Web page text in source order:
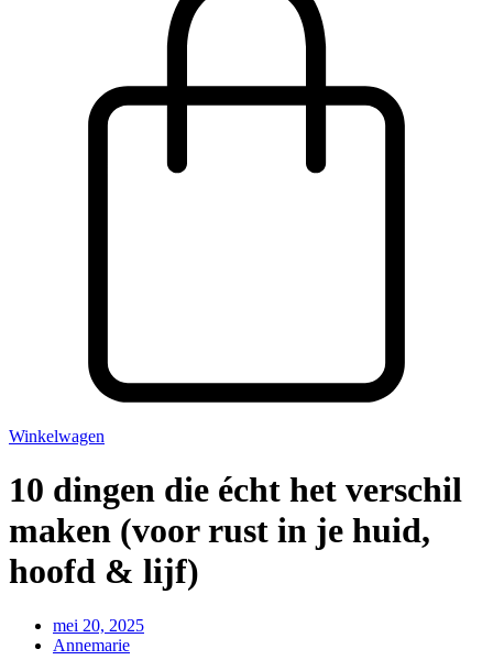
Winkelwagen
10 dingen die écht het verschil
maken (voor rust in je huid,
hoofd & lijf)
mei 20, 2025
Annemarie